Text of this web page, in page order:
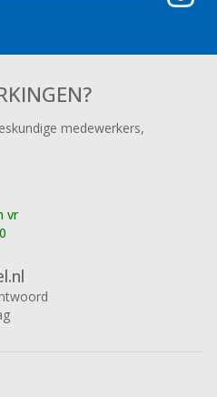
medewerkers,
vr